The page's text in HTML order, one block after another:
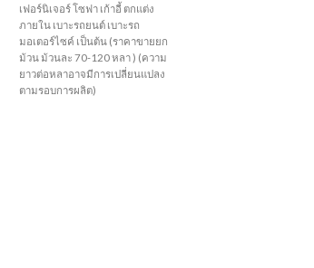
เฟอร์นิเจอร์ โซฟา เก้าอี้ ตกแต่ง
ภายใน เบาะรถยนต์ เบาะรถ
มอเตอร์ไซค์ เป็นต้น (ราคาขายยก
ม้วน ม้วนละ 70-120 หลา ) (ความ
ยาวต่อหลาอาจมีการเปลี่ยนแปลง
ตามรอบการผลิต)